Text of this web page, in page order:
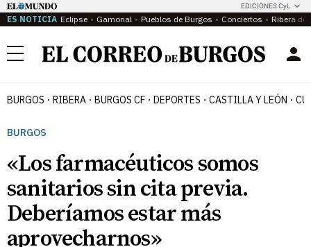
EDICIONES CyL
ES NOTICIA Eclipse Gamonal Pueblos de Burgos Conciertos Ribera del
Menú
BURGOS RIBERA BURGOS CF DEPORTES CASTILLA Y LEÓN
BURGOS
«Los farmacéuticos somos
sanitarios sin cita previa.
Deberíamos estar más
aprovecharnos»